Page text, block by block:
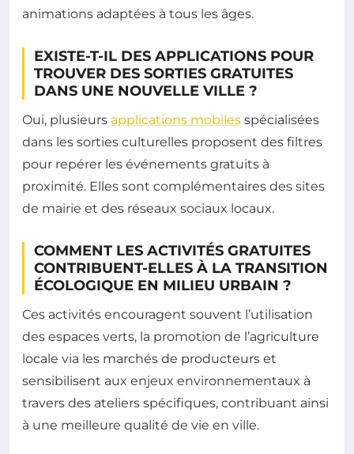
animations adaptées à tous les âges.
EXISTE-T-IL DES APPLICATIONS POUR
TROUVER DES SORTIES GRATUITES
DANS UNE NOUVELLE VILLE ?
Oui, plusieurs applications mobiles spécialisées
dans les sorties culturelles proposent des filtres
pour repérer les événements gratuits à
proximité. Elles sont complémentaires des sites
de mairie et des réseaux sociaux locaux.
COMMENT LES ACTIVITÉS GRATUITES
CONTRIBUENT-ELLES À LA TRANSITION
ÉCOLOGIQUE EN MILIEU URBAIN ?
Ces activités encouragent souvent l’utilisation
des espaces verts, la promotion de l’agriculture
locale via les marchés de producteurs et
sensibilisent aux enjeux environnementaux à
travers des ateliers spécifiques, contribuant ainsi
à une meilleure qualité de vie en ville.